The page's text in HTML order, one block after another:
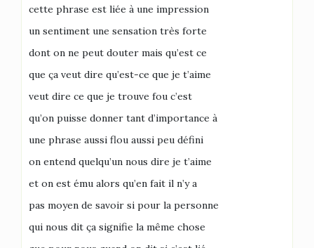
cette phrase est liée à une impression
un sentiment une sensation très forte
dont on ne peut douter mais qu’est ce
que ça veut dire qu’est-ce que je t’aime
veut dire ce que je trouve fou c’est
qu’on puisse donner tant d’importance à
une phrase aussi flou aussi peu défini
on entend quelqu’un nous dire je t’aime
et on est ému alors qu’en fait il n’y a
pas moyen de savoir si pour la personne
qui nous dit ça signifie la même chose